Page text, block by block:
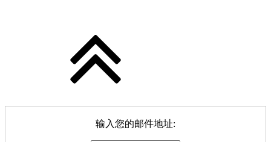
输入您的邮件地址: